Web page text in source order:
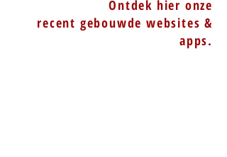
Ontdek hier onze
recent gebouwde websites &
apps.